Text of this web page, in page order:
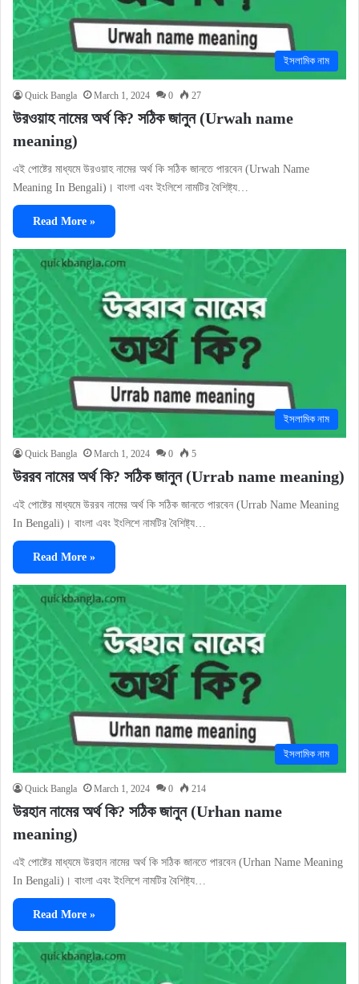
ইসলামিক নাম
Quick Bangla March 1, 2024 0 27
উরওয়াহ নামের অর্থ কি? সঠিক জানুন (Urwah name
meaning)
এই পোষ্টের মাধ্যমে উরওয়াহ নামের অর্থ কি সঠিক জানতে পারবেন (Urwah Name
Meaning In Bengali)। বাংলা এবং ইংলিশে নামটির বৈশিষ্ট্য…
Read More »
ইসলামিক নাম
Quick Bangla March 1, 2024 0 5
উররব নামের অর্থ কি? সঠিক জানুন (Urrab name meaning)
এই পোষ্টের মাধ্যমে উররব নামের অর্থ কি সঠিক জানতে পারবেন (Urrab Name Meaning
In Bengali)। বাংলা এবং ইংলিশে নামটির বৈশিষ্ট্য…
Read More »
ইসলামিক নাম
Quick Bangla March 1, 2024 0 214
উরহান নামের অর্থ কি? সঠিক জানুন (Urhan name
meaning)
এই পোষ্টের মাধ্যমে উরহান নামের অর্থ কি সঠিক জানতে পারবেন (Urhan Name Meaning
In Bengali)। বাংলা এবং ইংলিশে নামটির বৈশিষ্ট্য…
Read More »